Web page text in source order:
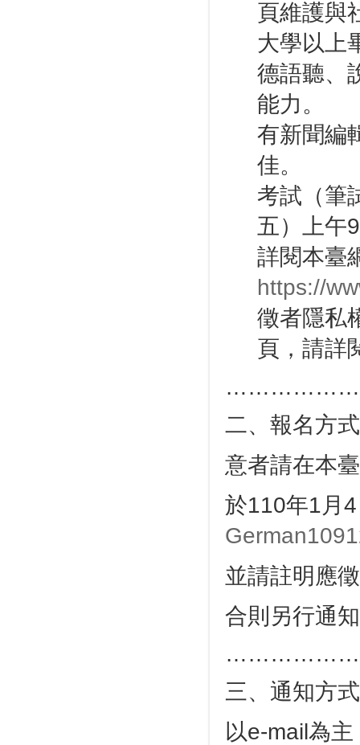
頁維護與
大學以上
德語聽、
能力。
有新聞編
佳。
考試（筆
五）上午
詳閱本臺
https://
徵者隱私
頁，請詳
二、報名方
意者請在本
於110年1月
並請註明應
合則另行通
三、通知方
以e-mail為